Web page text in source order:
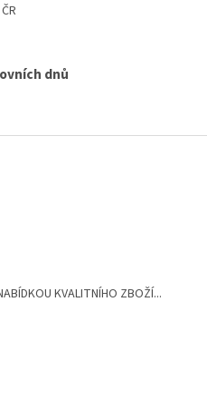
dnů
KVALITNÍHO ZBOŽÍ...